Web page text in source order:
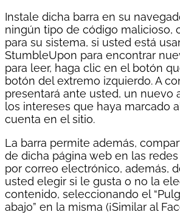
Instale dicha barra en su
ningún tipo de código malicioso,
para su sistema, si usted está
StumbleUpon para encontrar
para leer, haga clic en el botón
botón del extremo izquierdo. A
presentará ante usted, un nuevo
los intereses que haya marcado
cuenta en el sitio.
La barra permite además,
de dicha página web en las
por correo electrónico, además,
usted elegir si le gusta o no la
contenido, seleccionando el
abajo” en la misma (¡Similar al